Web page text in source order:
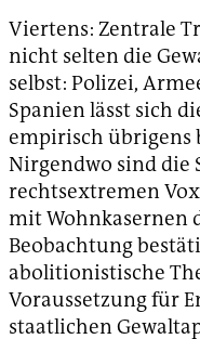
Viertens: Zentrale
nicht selten die
selbst: Polizei,
Spanien lässt sich
empirisch übrigens
Nirgendwo sind
rechtsextremen
mit Wohnkasernen
Beobachtung
abolitionistische
Voraussetzung für
staatlichen